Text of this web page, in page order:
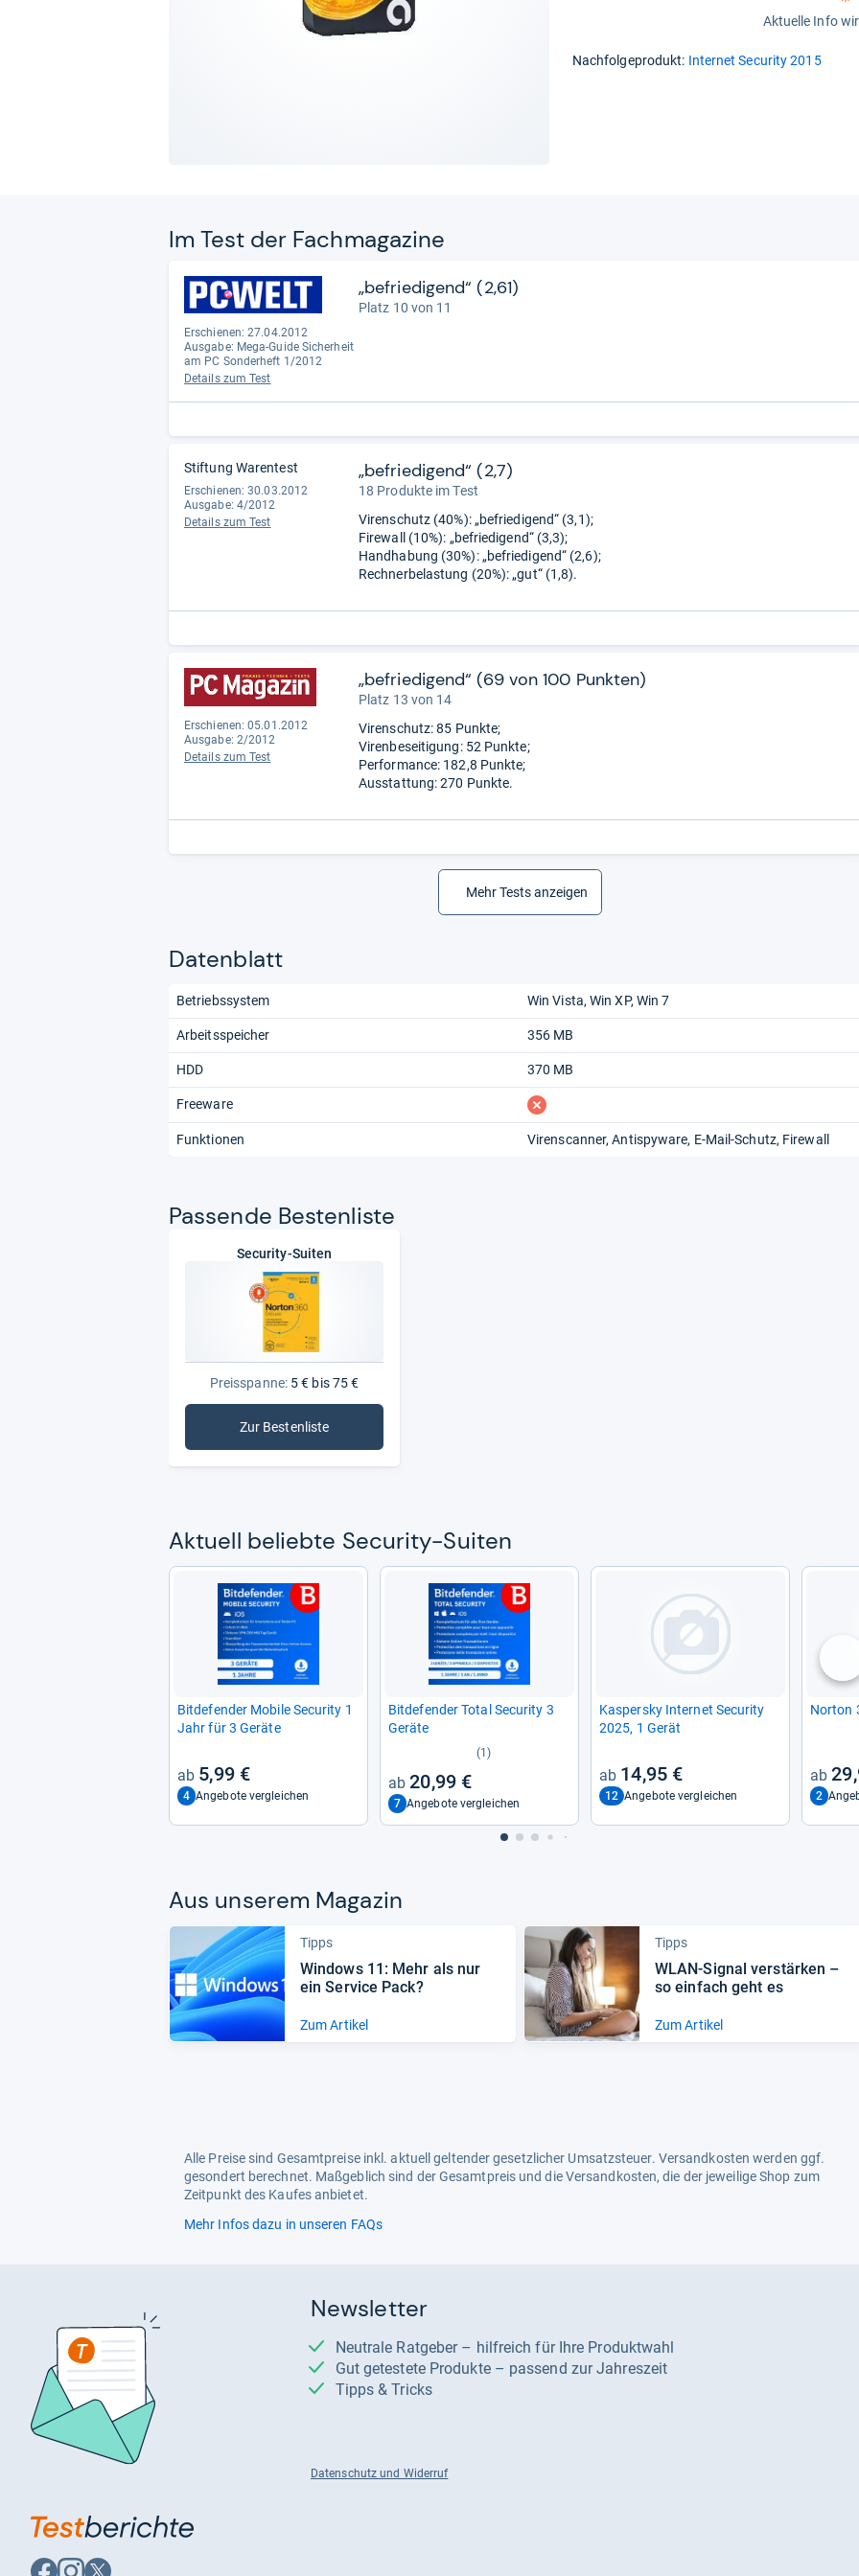
Aktuelle Info
Nachfolgeprodukt: Internet Security 2015
Im Test der Fach­ma­ga­zine
Erschienen: 27.04.2012
Ausgabe: Mega-Guide Sicherheit
am PC Sonderheft 1/2012
Details zum Test
„befriedigend“ (2,61)
Platz 10 von 11
Stiftung Warentest
Erschienen: 30.03.2012
Ausgabe: 4/2012
Details zum Test
„befriedigend“ (2,7)
18 Produkte im Test
Virenschutz (40%): „befriedigend“ (3,1);
Firewall (10%): „befriedigend“ (3,3);
Handhabung (30%): „befriedigend“ (2,6);
Rechnerbelastung (20%): „gut“ (1,8).
Erschienen: 05.01.2012
Ausgabe: 2/2012
Details zum Test
„befriedigend“ (69 von 100 Punkten)
Platz 13 von 14
Virenschutz: 85 Punkte;
Virenbeseitigung: 52 Punkte;
Performance: 182,8 Punkte;
Ausstattung: 270 Punkte.
Mehr Tests anzeigen
Datenblatt
Betriebssystem Win Vista Win XP Win 7
Arbeitsspeicher 356 MB
HDD 370 MB
Freeware fehlt
Funktionen Virenscanner Antispyware E-Mail-Schutz Firewall
Pas­sende Bes­ten­liste
Security-Suiten
Preisspanne:5 € bis 75 €
Zur Bestenliste: Security-Suiten
Aktu­ell beliebte Secu­rity-​Sui­ten
Bit­de­fen­der Mobile Secu­rity 1
Jahr für 3 Geräte
5,99 €
4 Angebote vergleichen
Bit­de­fen­der Total Secu­rity 3
Geräte
(1)
20,99 €
7 Angebote vergleichen
Kas­per­sky Inter­net Secu­rity
2025, 1 Gerät
14,95 €
12 Angebote vergleichen
Nor­ton
2
Aus unse­rem Maga­zin
Tipps
Win­dows 11: Mehr als nur
ein Ser­vice Pack?
Zum Artikel
Tipps
WLAN-​Signal ver­stär­ken –
so ein­fach geht es
Zum Artikel
Alle Preise sind Gesamtpreise inkl. aktuell geltender gesetzlicher Umsatzsteuer. Versandkosten werden ggf.
gesondert berechnet. Maßgeblich sind der Gesamtpreis und die Versandkosten, die der jeweilige Shop zum
Zeitpunkt des Kaufes anbietet.
Mehr Infos dazu in unseren FAQs
Newsletter
Neutrale Ratgeber – hilfreich für Ihre Produktwahl
Gut getestete Produkte – passend zur Jahreszeit
Tipps & Tricks
Datenschutz und Widerruf
Auf Auf Auf